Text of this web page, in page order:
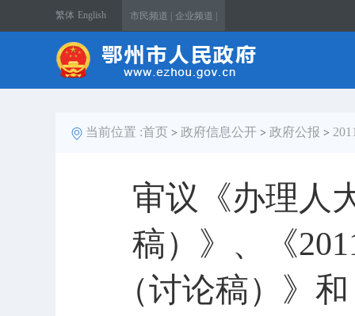
繁体 English 市民频道 | 企业频道 |
当前位置 :首页 > 政府信息公开 > 政府公报 >
审议《办理人
稿）》、《
（讨论稿）》